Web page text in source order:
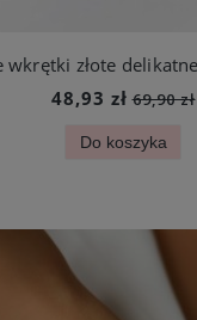
48,93 zł 69,90 zł
Do koszyka